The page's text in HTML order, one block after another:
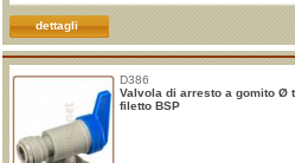
dettagli
D386
Valvola di arresto a gomito Ø
filetto BSP